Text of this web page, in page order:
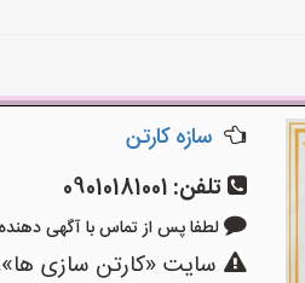
سازه کارتن
تلفن: 09010181001
لطفا پس از تماس با آگهی دهنده
سایت «کارتن سازی